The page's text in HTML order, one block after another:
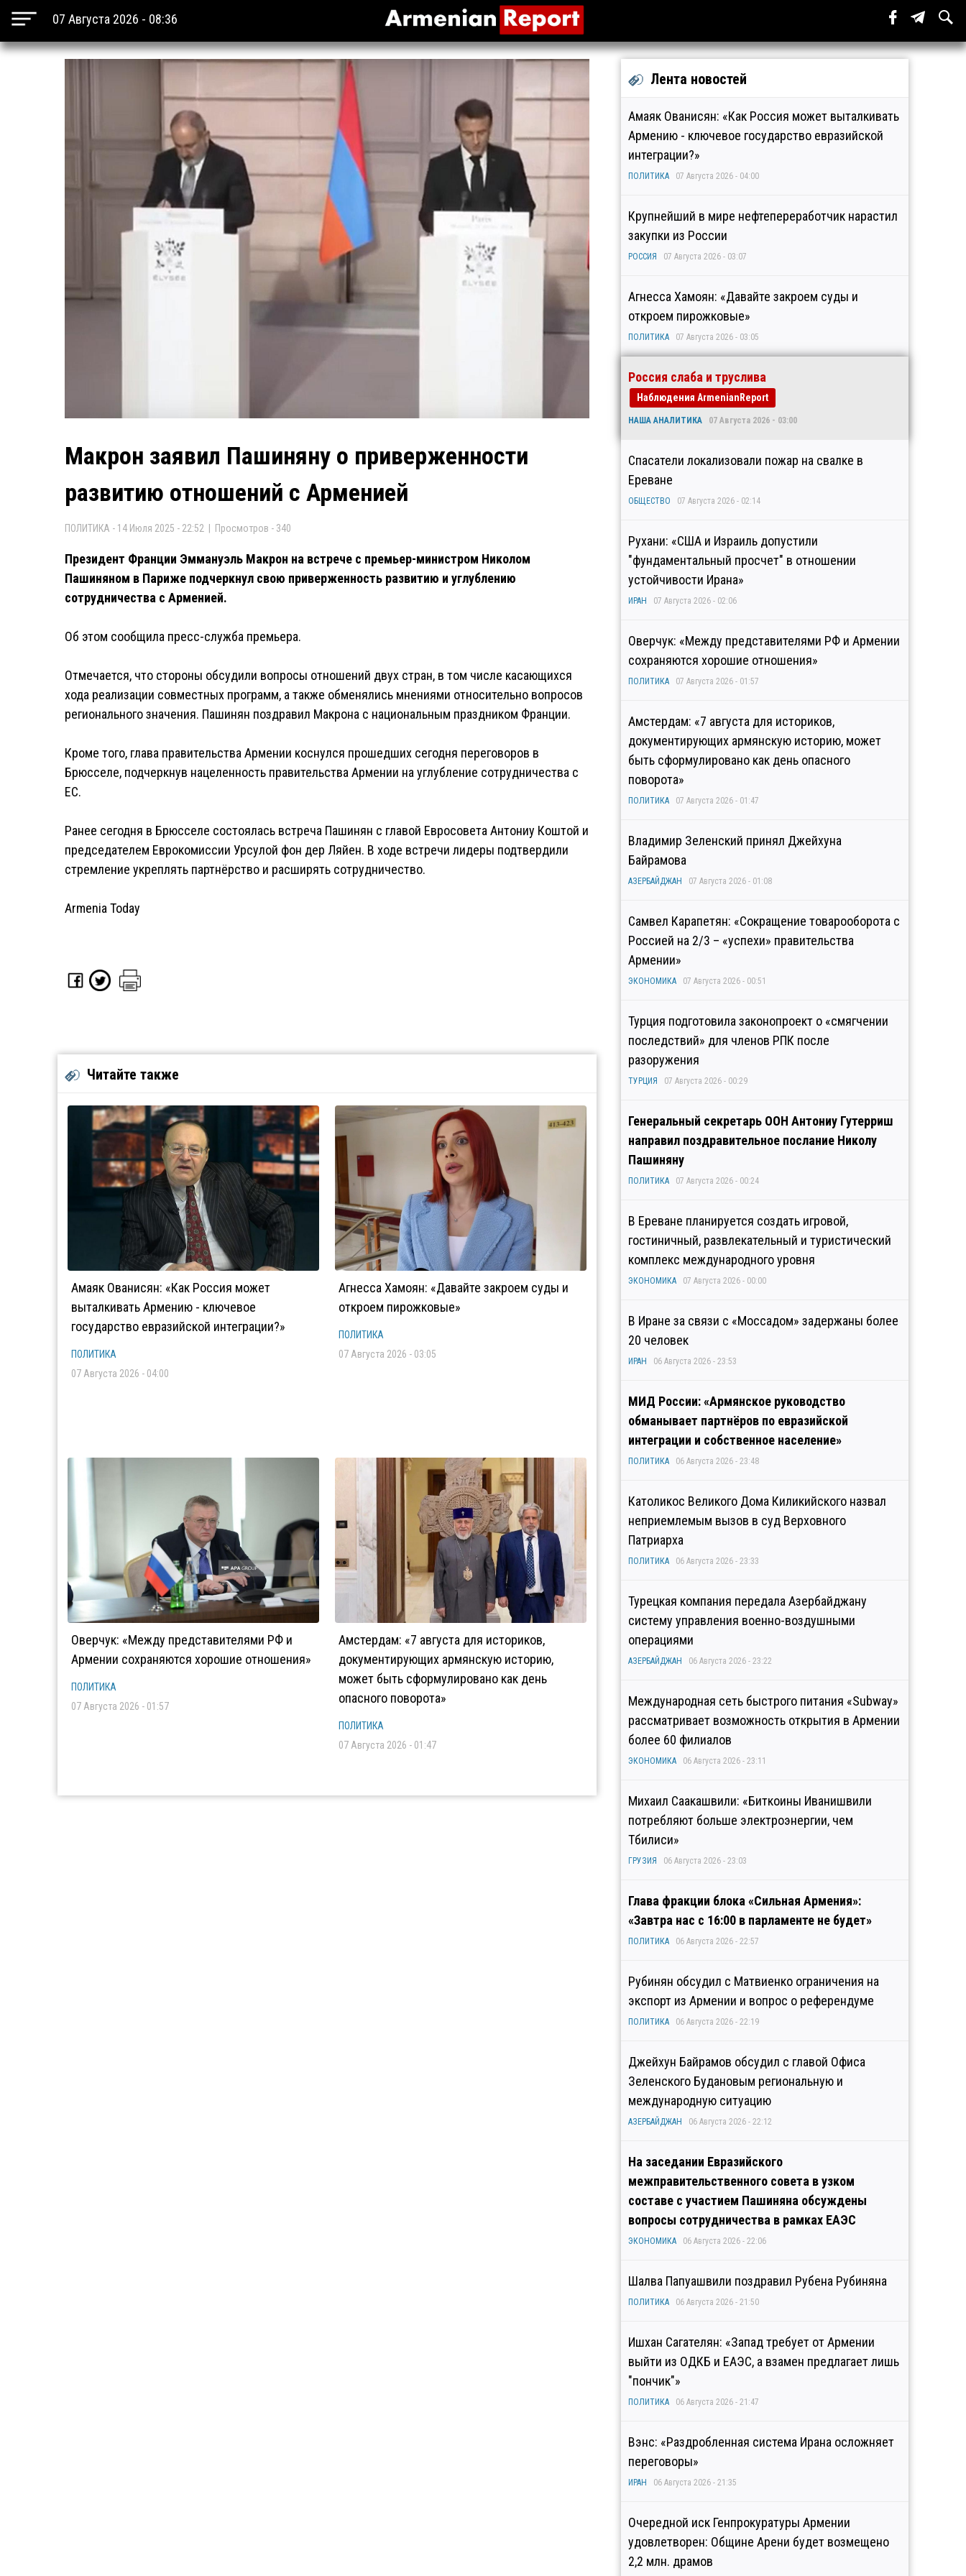
07 Августа 2026 - 08:36
Макрон заявил Пашиняну о приверженности
развитию отношений с Арменией
ПОЛИТИКА - 14 Июля 2025 - 22:52 | Просмотров - 340
Президент Франции Эммануэль Макрон на встрече с премьер-министром Николом
Пашиняном в Париже подчеркнул свою приверженность развитию и углублению
сотрудничества с Арменией.
Об этом сообщила пресс-служба премьера.
Отмечается, что стороны обсудили вопросы отношений двух стран, в том числе касающихся
хода реализации совместных программ, а также обменялись мнениями относительно вопросов
регионального значения. Пашинян поздравил Макрона с национальным праздником Франции.
Кроме того, глава правительства Армении коснулся прошедших сегодня переговоров в
Брюсселе, подчеркнув нацеленность правительства Армении на углубление сотрудничества с
ЕС.
Ранее сегодня в Брюсселе состоялась встреча Пашинян с главой Евросовета Антониу Коштой и
председателем Еврокомиссии Урсулой фон дер Ляйен. В ходе встречи лидеры подтвердили
стремление укреплять партнёрство и расширять сотрудничество.
Armenia Today
Читайте также
Амаяк Ованисян: «Как Россия может
выталкивать Армению - ключевое
государство евразийской интеграции?»
ПОЛИТИКА
07 Августа 2026 - 04:00
Агнесса Хамоян: «Давайте закроем суды и
откроем пирожковые»
ПОЛИТИКА
07 Августа 2026 - 03:05
Оверчук: «Между представителями РФ и
Армении сохраняются хорошие отношения»
ПОЛИТИКА
07 Августа 2026 - 01:57
Амстердам: «7 августа для историков,
документирующих армянскую историю,
может быть сформулировано как день
опасного поворота»
ПОЛИТИКА
07 Августа 2026 - 01:47
Лента новостей
Амаяк Ованисян: «Как Россия может выталкивать
Армению - ключевое государство евразийской
интеграции?»
ПОЛИТИКА 07 Августа 2026 - 04:00
Крупнейший в мире нефтепереработчик нарастил
закупки из России
РОССИЯ 07 Августа 2026 - 03:07
Агнесса Хамоян: «Давайте закроем суды и
откроем пирожковые»
ПОЛИТИКА 07 Августа 2026 - 03:05
Россия слаба и труслива
Наблюдения ArmenianReport
НАША АНАЛИТИКА 07 Августа 2026 - 03:00
Спасатели локализовали пожар на свалке в
Ереване
ОБЩЕСТВО 07 Августа 2026 - 02:14
Рухани: «США и Израиль допустили
"фундаментальный просчет" в отношении
устойчивости Ирана»
ИРАН 07 Августа 2026 - 02:06
Оверчук: «Между представителями РФ и Армении
сохраняются хорошие отношения»
ПОЛИТИКА 07 Августа 2026 - 01:57
Амстердам: «7 августа для историков,
документирующих армянскую историю, может
быть сформулировано как день опасного
поворота»
ПОЛИТИКА 07 Августа 2026 - 01:47
Владимир Зеленский принял Джейхуна
Байрамова
АЗЕРБАЙДЖАН 07 Августа 2026 - 01:08
Самвел Карапетян: «Сокращение товарооборота с
Россией на 2/3 – «успехи» правительства
Армении»
ЭКОНОМИКА 07 Августа 2026 - 00:51
Турция подготовила законопроект о «смягчении
последствий» для членов РПК после
разоружения
ТУРЦИЯ 07 Августа 2026 - 00:29
Генеральный секретарь ООН Антониу Гутерриш
направил поздравительное послание Николу
Пашиняну
ПОЛИТИКА 07 Августа 2026 - 00:24
В Ереване планируется создать игровой,
гостиничный, развлекательный и туристический
комплекс международного уровня
ЭКОНОМИКА 07 Августа 2026 - 00:00
В Иране за связи с «Моссадом» задержаны более
20 человек
ИРАН 06 Августа 2026 - 23:53
МИД России: «Армянское руководство
обманывает партнёров по евразийской
интеграции и собственное население»
ПОЛИТИКА 06 Августа 2026 - 23:48
Католикос Великого Дома Киликийского назвал
неприемлемым вызов в суд Верховного
Патриарха
ПОЛИТИКА 06 Августа 2026 - 23:33
Турецкая компания передала Азербайджану
систему управления военно-воздушными
операциями
АЗЕРБАЙДЖАН 06 Августа 2026 - 23:22
Международная сеть быстрого питания «Subway»
рассматривает возможность открытия в Армении
более 60 филиалов
ЭКОНОМИКА 06 Августа 2026 - 23:11
Михаил Саакашвили: «Биткоины Иванишвили
потребляют больше электроэнергии, чем
Тбилиси»
ГРУЗИЯ 06 Августа 2026 - 23:03
Глава фракции блока «Сильная Армения»:
«Завтра нас с 16:00 в парламенте не будет»
ПОЛИТИКА 06 Августа 2026 - 22:57
Рубинян обсудил с Матвиенко ограничения на
экспорт из Армении и вопрос о референдуме
ПОЛИТИКА 06 Августа 2026 - 22:19
Джейхун Байрамов обсудил с главой Офиса
Зеленского Будановым региональную и
международную ситуацию
АЗЕРБАЙДЖАН 06 Августа 2026 - 22:12
На заседании Евразийского
межправительственного совета в узком
составе с участием Пашиняна обсуждены
вопросы сотрудничества в рамках ЕАЭС
ЭКОНОМИКА 06 Августа 2026 - 22:06
Шалва Папуашвили поздравил Рубена Рубиняна
ПОЛИТИКА 06 Августа 2026 - 21:50
Ишхан Сагателян: «Запад требует от Армении
выйти из ОДКБ и ЕАЭС, а взамен предлагает лишь
"пончик"»
ПОЛИТИКА 06 Августа 2026 - 21:47
Вэнс: «Раздробленная система Ирана осложняет
переговоры»
ИРАН 06 Августа 2026 - 21:35
Очередной иск Генпрокуратуры Армении
удовлетворен: Общине Арени будет возмещено
2,2 млн. драмов